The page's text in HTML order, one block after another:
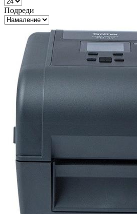
Подреди